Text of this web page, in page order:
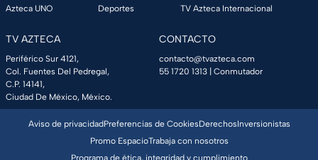
Azteca UNO
Deportes
TV Azteca Internacional
TV AZTECA
Periférico Sur 4121,
Col. Fuentes Del Pedregal,
C.P. 14141,
Ciudad De México, México.
CONTACTO
contacto@tvazteca.com
55 1720 1313 | Conmutador
Aviso de privacidadPreferencias de CookiesDerechosInversionistas
Promo EspacioTrabaja con nosotros